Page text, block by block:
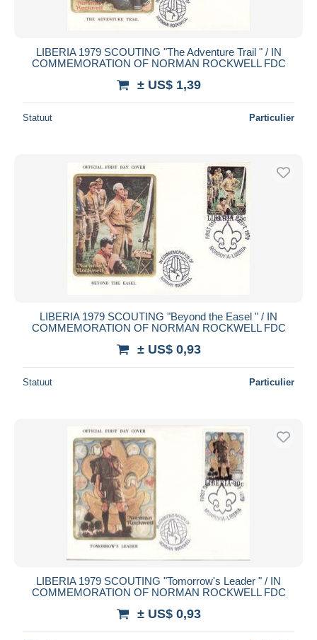
LIBERIA 1979 SCOUTING "The Adventure Trail " / IN
COMMEMORATION OF NORMAN ROCKWELL FDC
± US$ 1,39
Statuut Particulier
LIBERIA 1979 SCOUTING "Beyond the Easel " / IN
COMMEMORATION OF NORMAN ROCKWELL FDC
± US$ 0,93
Statuut Particulier
LIBERIA 1979 SCOUTING "Tomorrow's Leader " / IN
COMMEMORATION OF NORMAN ROCKWELL FDC
± US$ 0,93